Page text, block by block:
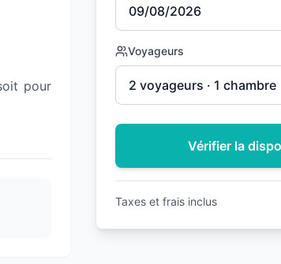
pour
09/08/2026
Voyageurs
2 voyageurs · 1 chambre
Vérifier la
Taxes et frais inclus